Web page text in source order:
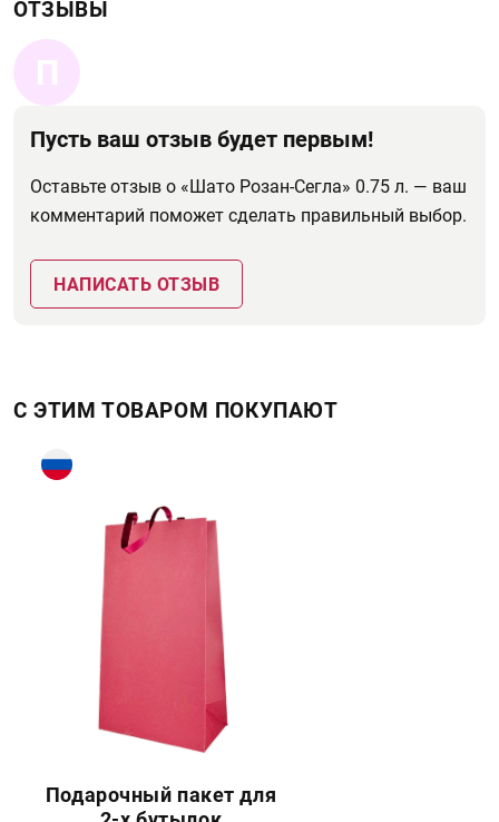
ОТЗЫВЫ
П
Пусть ваш отзыв будет первым!
Оставьте отзыв о «Шато Розан-Сегла» 0.75 л. — ваш
комментарий поможет сделать правильный выбор.
НАПИСАТЬ ОТЗЫВ
С ЭТИМ ТОВАРОМ ПОКУПАЮТ
Подарочный пакет для